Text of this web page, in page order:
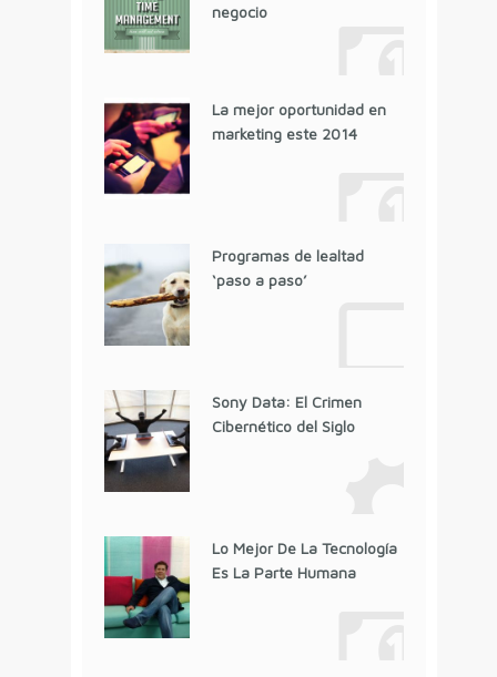
negocio
La mejor oportunidad en
marketing este 2014
Programas de lealtad
‘paso a paso’
Sony Data: El Crimen
Cibernético del Siglo
Lo Mejor De La Tecnología
Es La Parte Humana